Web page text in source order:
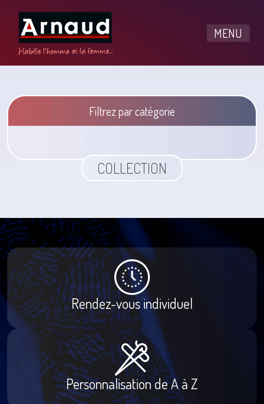
MENU
Filtrez par catégorie
COLLECTION
Rendez-vous individuel
Personnalisation de A à Z